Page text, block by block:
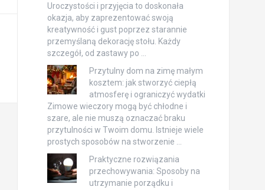
Uroczystości i przyjęcia to doskonała
okazja, aby zaprezentować swoją
kreatywność i gust poprzez starannie
przemyślaną dekorację stołu. Każdy
szczegół, od zastawy po …
Przytulny dom na zimę małym
kosztem: jak stworzyć ciepłą
atmosferę i ograniczyć wydatki
Zimowe wieczory mogą być chłodne i
szare, ale nie muszą oznaczać braku
przytulności w Twoim domu. Istnieje wiele
prostych sposobów na stworzenie …
Praktyczne rozwiązania
przechowywania: Sposoby na
utrzymanie porządku i